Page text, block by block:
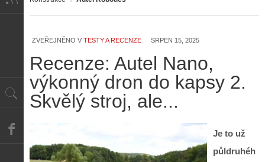
ZVEŘEJNĚNO V TESTY A RECENZE SRPEN 15, 2025
Recenze: Autel Nano,
výkonný dron do kapsy 2.
Skvělý stroj, ale...
Je to už
půldruhéh